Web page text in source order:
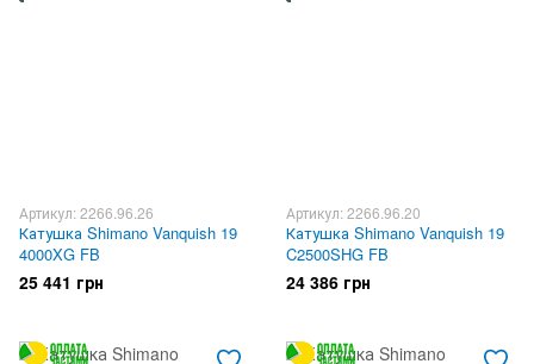
Артикул: 2266.96.26
Катушка Shimano Vanquish 19
4000XG FB
25 441 грн
Артикул: 2266.96.20
Катушка Shimano Vanquish 19
C2500SHG FB
24 386 грн